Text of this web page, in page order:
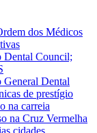
dos Médicos
Dental Council;
General Dental
de prestígio
na carreia
na Cruz Vermelha
cidades